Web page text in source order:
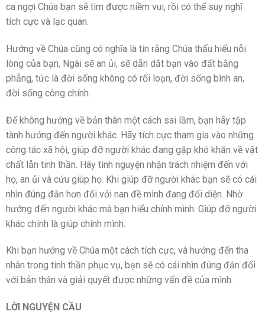
ca ngợi Chúa bạn sẽ tìm được niềm vui, rồi có thể suy nghĩ
tích cực và lạc quan.
Hướng về Chúa cũng có nghĩa là tin rằng Chúa thấu hiểu nỗi
lòng của bạn, Ngài sẽ an ủi, sẽ dẫn dắt bạn vào đất bằng
phẳng, tức là đời sống không có rối loạn, đời sống bình an,
đời sống công chính.
Để không hướng về bản thân một cách sai lầm, bạn hãy tập
tành hướng đến người khác. Hãy tích cực tham gia vào những
công tác xã hội, giúp đỡ người khác đang gặp khó khăn về vật
chất lẫn tinh thần. Hãy tình nguyện nhận trách nhiệm đến với
họ, an ủi và cứu giúp họ. Khi giúp đỡ người khác bạn sẽ có cái
nhìn đúng đắn hơn đối với nan đề mình đang đối diện. Nhờ
hướng đến người khác mà bạn hiểu chính mình. Giúp đỡ người
khác chính là giúp chính mình.
Khi bạn hướng về Chúa một cách tích cực, và hướng đến tha
nhân trong tinh thần phục vụ, bạn sẽ có cái nhìn đúng đắn đối
với bản thân và giải quyết được những vấn đề của mình.
LỜI NGUYỆN CẦU